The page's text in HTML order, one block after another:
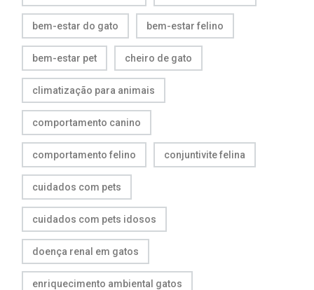
bem-estar do gato bem-estar felino
bem-estar pet cheiro de gato
climatização para animais
comportamento canino
comportamento felino conjuntivite felina
cuidados com pets
cuidados com pets idosos
doença renal em gatos
enriquecimento ambiental gatos